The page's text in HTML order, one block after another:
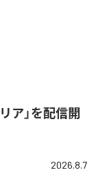
ア」を配信開
2026.8.7